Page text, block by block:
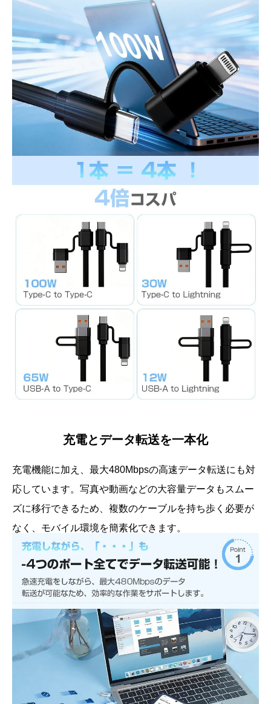
充電とデータ転送を一本化
充電機能に加え、最大480Mbpsの高速データ転送にも対
応しています。写真や動画などの大容量データもスムー
ズに移行できるため、複数のケーブルを持ち歩く必要が
なく、モバイル環境を簡素化できます。